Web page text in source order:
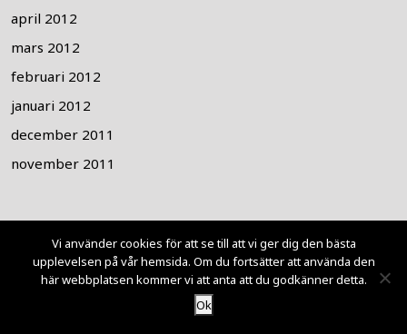
april 2012
mars 2012
februari 2012
januari 2012
december 2011
november 2011
Meta
Vi använder cookies för att se till att vi ger dig den bästa
upplevelsen på vår hemsida. Om du fortsätter att använda den
här webbplatsen kommer vi att anta att du godkänner detta.
Ok